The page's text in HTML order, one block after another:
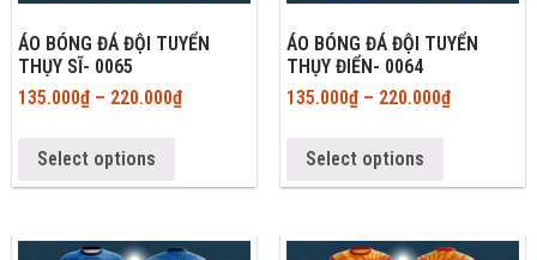
ÁO BÓNG ĐÁ ĐỘI TUYỂN
THỤY SĨ- 0065
135.000₫– 220.000₫
Select options
ÁO BÓNG ĐÁ ĐỘI TUYỂN
THỤY ĐIỂN- 0064
135.000₫– 220.000₫
Select options